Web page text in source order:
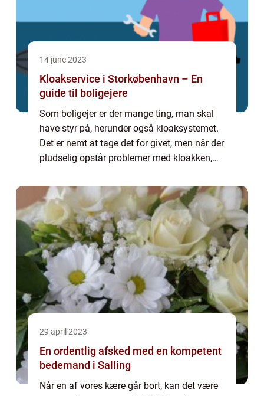
14 june 2023
Kloakservice i Storkøbenhavn – En
guide til boligejere
Som boligejer er der mange ting, man skal
have styr på, herunder også kloaksystemet.
Det er nemt at tage det for givet, men når der
pludselig opstår problemer med kloakken,
hjem, dit hel...
29 april 2023
En ordentlig afsked med en kompetent
bedemand i Salling
Når en af vores kære går bort, kan det være